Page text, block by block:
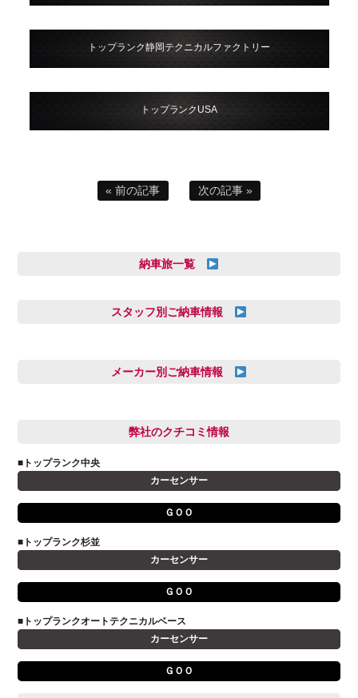
トップランク静岡テクニカルファクトリー
トップランクUSA
« 前の記事 次の記事 »
納車旅一覧
スタッフ別ご納車情報
多田 健人
小澤 孝久
小野 利公
山本 大輔
岩井 裕一
横井 直樹
メーカー別ご納車情報
FIAT
アストンマーティン
アルファロメオ
キャデラック
クライスラー
クライスラージープ
弊社のクチコミ情報
■トップランク中央
カーセンサー
ＧＯＯ
■トップランク杉並
カーセンサー
ＧＯＯ
■トップランクオートテクニカルベース
カーセンサー
ＧＯＯ